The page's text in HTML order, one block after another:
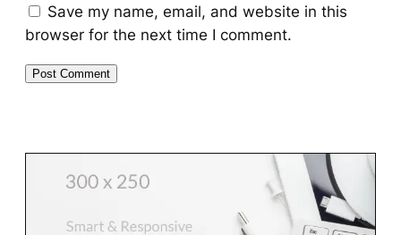
Save my name, email, and website in this
browser for the next time I comment.